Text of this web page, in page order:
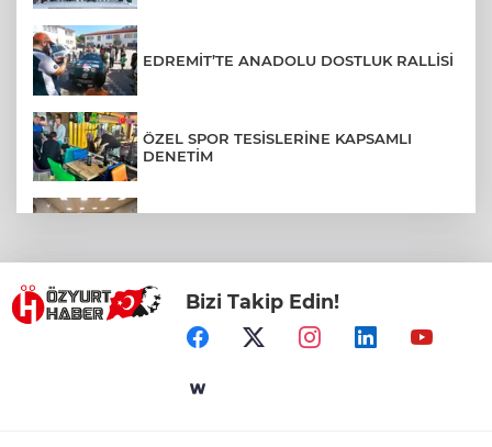
EDREMİT’TE ANADOLU DOSTLUK RALLİSİ
ÖZEL SPOR TESİSLERİNE KAPSAMLI
DENETİM
ALTIEYLÜL’DE MÜZİK DOLU GECE
ORMAN BÖLGE MÜDÜRLÜĞÜ 5 GÜNLÜK
Bizi Takip Edin!